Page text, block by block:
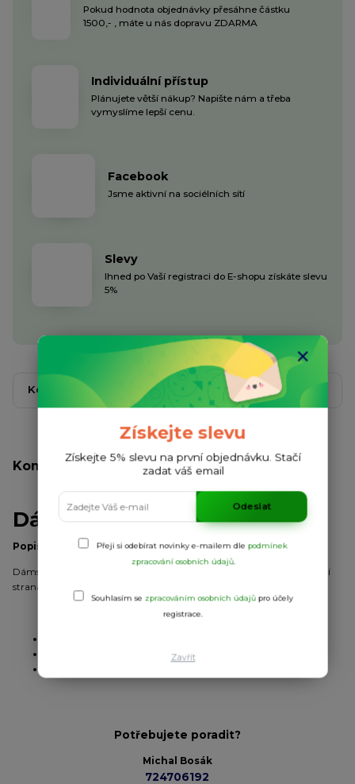
Pokud hodnota objednávky přesáhne částku
1500,- , máte u nás dopravu ZDARMA
Individuální přístup
Plánujete větší nákup? Napište nám a třeba
vymyslíme lepší cenu.
Facebook
Jsme aktivní na sociélních sítí
Slevy
Ihned po Vaší registraci do E-shopu získáte slevu
5%
Kompletní specifikace Komentáře 0
Kompletní specifikace
Dámské tílko Shura
Popis:
Dámské sportovní tílko s žebrovanými průramky a průkrčníkem. Zadní
strana v plaveckém stylu, boční švy.
Potřebujete poradit?
Michal Bosák
724706192
Získejte slevu
Získejte 5% slevu na první objednávku. Stačí
zadat váš email
Odeslat
Přeji si odebírat novinky e-mailem dle podmínek
zpracování osobních údajů.
Souhlasím se zpracováním osobních údajůpro účely
registrace.
Zavřít